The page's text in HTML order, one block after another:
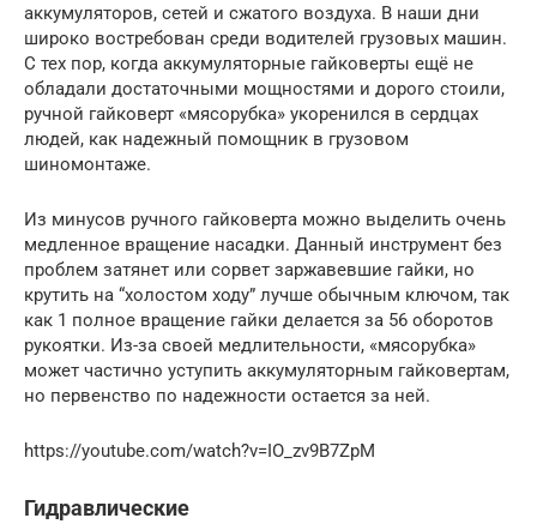
аккумуляторов, сетей и сжатого воздуха. В наши дни
широко востребован среди водителей грузовых машин.
С тех пор, когда аккумуляторные гайковерты ещё не
обладали достаточными мощностями и дорого стоили,
ручной гайковерт «мясорубка» укоренился в сердцах
людей, как надежный помощник в грузовом
шиномонтаже.
Из минусов ручного гайковерта можно выделить очень
медленное вращение насадки. Данный инструмент без
проблем затянет или сорвет заржавевшие гайки, но
крутить на “холостом ходу” лучше обычным ключом, так
как 1 полное вращение гайки делается за 56 оборотов
рукоятки. Из-за своей медлительности, «мясорубка»
может частично уступить аккумуляторным гайковертам,
но первенство по надежности остается за ней.
https://youtube.com/watch?v=IO_zv9B7ZpM
Гидравлические